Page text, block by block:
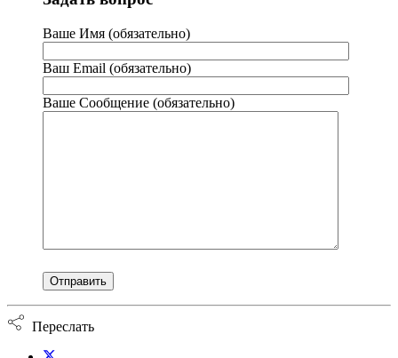
Ваше Имя (обязательно)
Ваш Email (обязательно)
Ваше Сообщение (обязательно)
Переслать